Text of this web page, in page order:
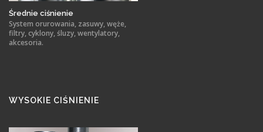
Średnie ciśnienie
System orurowania, zasuwy, węże,
filtry, cyklony, śluzy, wentylatory,
akcesoria.
WYSOKIE CIŚNIENIE